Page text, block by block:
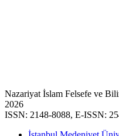
Nazariyat İslam Felsefe ve
2026
ISSN: 2148-8088, E-ISSN: